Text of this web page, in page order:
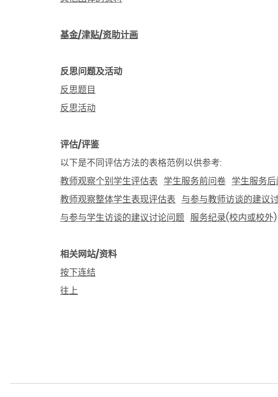
基金/津贴/资助计画
反思问题及活动
反思题目
反思活动
评估/评鉴
以下是不同评估方法的表格范例以供参考:
教师观察个别学生评估表 学生服务前问卷 学生服务
教师观察整体学生表现评估表 与参与教师访谈的建议
与参与学生访谈的建议讨论问题 服务纪录(校内或校外)
相关网站/资料
按下连结
往上